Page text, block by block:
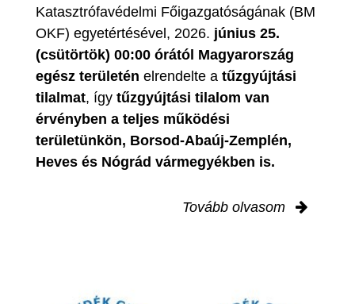
Katasztrófavédelmi Főigazgatóságának (BM
OKF) egyetértésével, 2026. június 25.
(csütörtök) 00:00 órától Magyarország
egész területén elrendelte a tűzgyújtási
tilalmat, így tűzgyújtási tilalom van
érvényben a teljes működési
területünkön, Borsod-Abaúj-Zemplén,
Heves és Nógrád vármegyékben is.
Tovább olvasom